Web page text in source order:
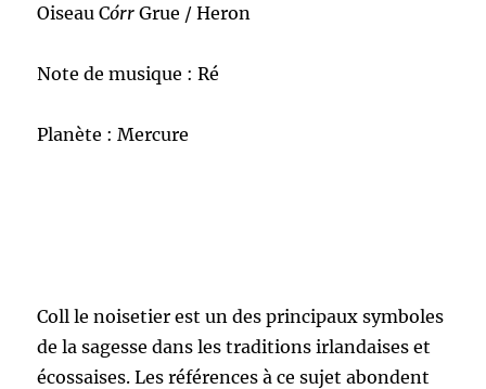
Oiseau Córr Grue / Heron
Note de musique : Ré
Planète : Mercure
Coll le noisetier est un des principaux symboles
de la sagesse dans les traditions irlandaises et
écossaises. Les références à ce sujet abondent